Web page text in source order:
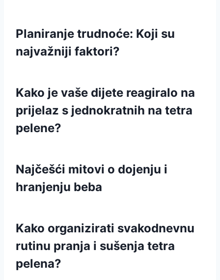
Planiranje trudnoće: Koji su
najvažniji faktori?
Kako je vaše dijete reagiralo na
prijelaz s jednokratnih na tetra
pelene?
Najčešći mitovi o dojenju i
hranjenju beba
Kako organizirati svakodnevnu
rutinu pranja i sušenja tetra
pelena?